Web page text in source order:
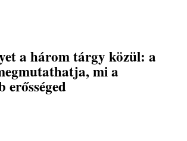
a három tárgy közül: a
mi a
erősséged